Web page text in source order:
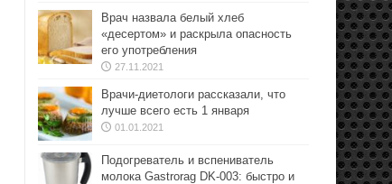
Врач назвала белый хлеб
«десертом» и раскрыла опасность
его употребления
27.11.2021
Врачи-диетологи рассказали, что
лучше всего есть 1 января
01.01.2021
Подогреватель и вспениватель
молока Gastrorag DK-003: быстро и